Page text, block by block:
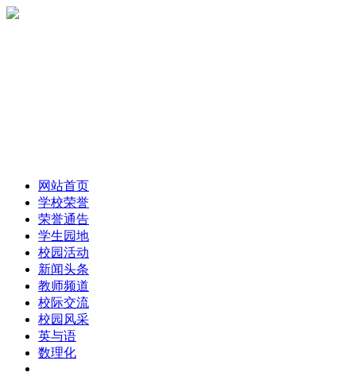
网站首页
学校荣誉
荣誉通告
学生园地
校园活动
新闻头条
教师频道
校际交流
校园风采
英与语
数理化